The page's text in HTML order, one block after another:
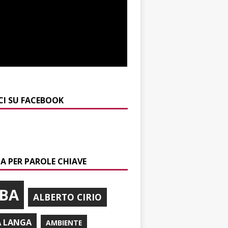
SU FACEBOOK
PER PAROLE CHIAVE
ALBERTO CIRIO
LANGA AMBIENTE